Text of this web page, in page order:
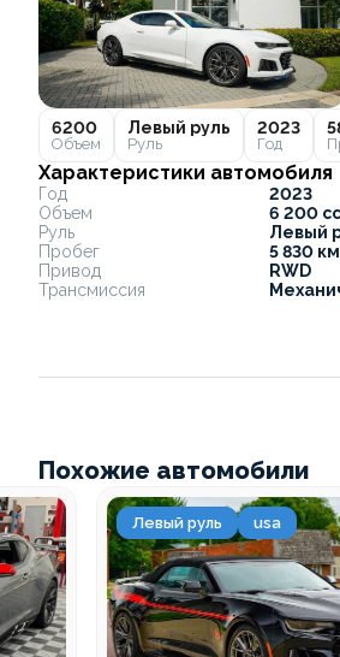
6200
Объем
Левый руль
Руль
2023
Год
Характеристики автомобиля
Год
2023
Объем
6 200 cc
Руль
Левый
Пробег
5 830 км
Привод
RWD
Трансмиссия
Похожие автомобили
Левый руль usa